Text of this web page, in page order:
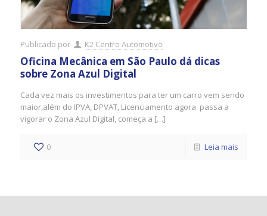
Publicado por K2 Centro Automotivo
Oficina Mecânica em São Paulo dá dicas
sobre Zona Azul Digital
Cada vez mais os investimentos para ter um carro vem sendo
maior,além do IPVA, DPVAT, Licenciamento agora passa a
vigorar o Zona Azul Digital, começa a […]
0 Leia mais